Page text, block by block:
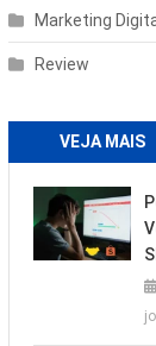
Marketing
Review
VEJA MAIS